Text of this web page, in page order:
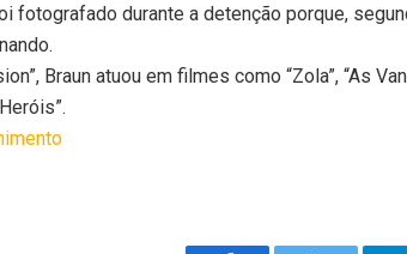
fotografado durante a detenção porque,
Braun atuou em filmes como “Zola”, “As